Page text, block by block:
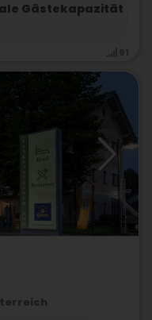
Gästekapazität